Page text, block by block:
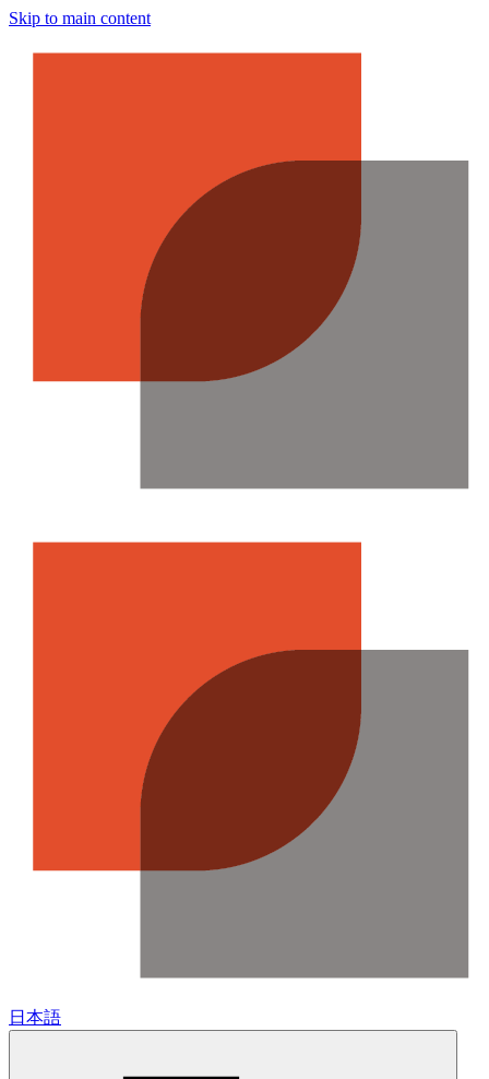
Skip to main content
日本語